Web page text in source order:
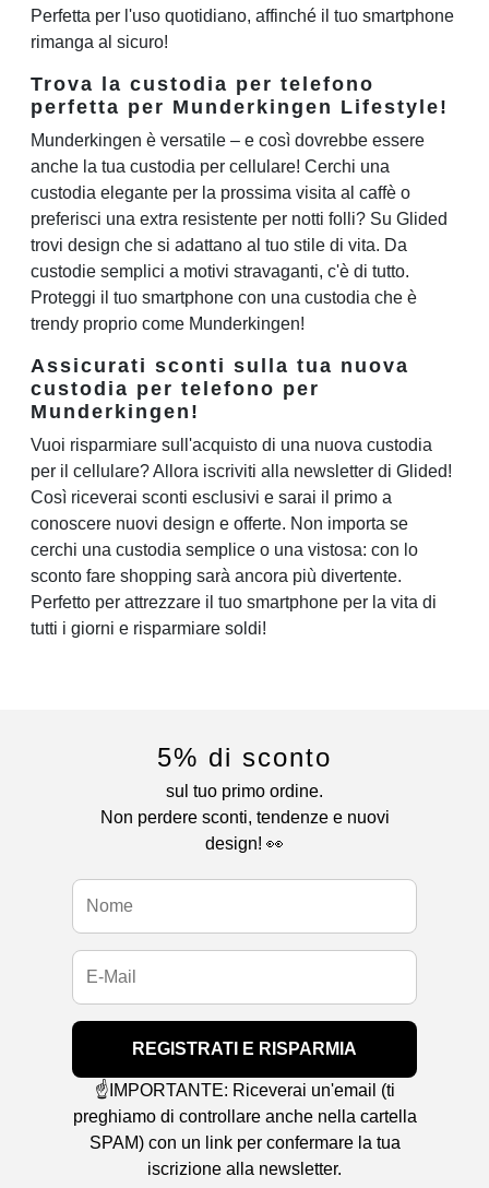
Perfetta per l'uso quotidiano, affinché il tuo smartphone
rimanga al sicuro!
Trova la custodia per telefono
perfetta per Munderkingen Lifestyle!
Munderkingen è versatile – e così dovrebbe essere
anche la tua custodia per cellulare! Cerchi una
custodia elegante per la prossima visita al caffè o
preferisci una extra resistente per notti folli? Su Glided
trovi design che si adattano al tuo stile di vita. Da
custodie semplici a motivi stravaganti, c'è di tutto.
Proteggi il tuo smartphone con una custodia che è
trendy proprio come Munderkingen!
Assicurati sconti sulla tua nuova
custodia per telefono per
Munderkingen!
Vuoi risparmiare sull'acquisto di una nuova custodia
per il cellulare? Allora iscriviti alla newsletter di Glided!
Così riceverai sconti esclusivi e sarai il primo a
conoscere nuovi design e offerte. Non importa se
cerchi una custodia semplice o una vistosa: con lo
sconto fare shopping sarà ancora più divertente.
Perfetto per attrezzare il tuo smartphone per la vita di
tutti i giorni e risparmiare soldi!
5% di sconto
sul tuo primo ordine.
Non perdere sconti, tendenze e nuovi
design! 👀
REGISTRATI E RISPARMIA
☝️IMPORTANTE: Riceverai un'email (ti
preghiamo di controllare anche nella cartella
SPAM) con un link per confermare la tua
iscrizione alla newsletter.